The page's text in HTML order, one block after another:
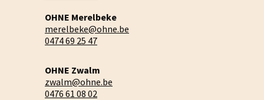
OHNE Merelbeke
merelbeke@ohne.be
0474 69 25 47
OHNE Zwalm
zwalm@ohne.be
0476 61 08 02